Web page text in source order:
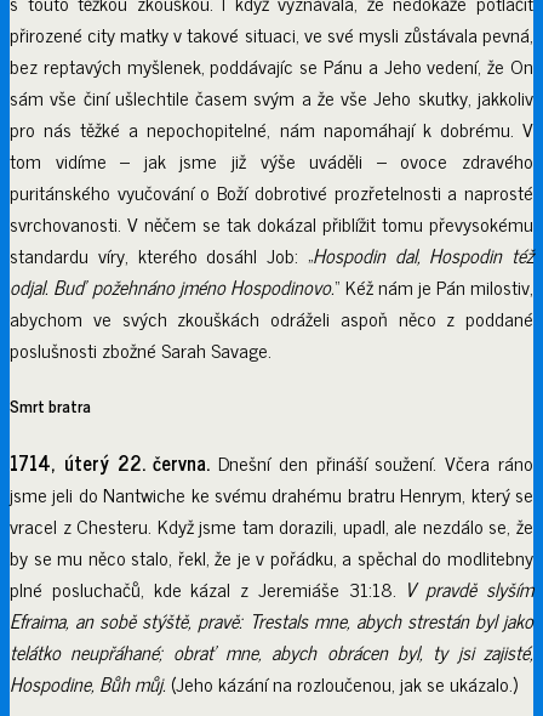
přirozené city matky v takové situaci, ve své mysli zůstávala pevná,
bez reptavých myšlenek, poddávajíc se Pánu a Jeho vedení, že On
sám vše činí ušlechtile časem svým a že vše Jeho skutky, jakkoliv
pro nás těžké a nepochopitelné, nám napomáhají k dobrému. V
tom vidíme – jak jsme již výše uváděli – ovoce zdravého
puritánského vyučování o Boží dobrotivé prozřetelnosti a naprosté
svrchovanosti. V něčem se tak dokázal přiblížit tomu převysokému
standardu víry, kterého dosáhl Job: „Hospodin dal, Hospodin též
odjal. Buď požehnáno jméno Hospodinovo.“ Kéž nám je Pán milostiv,
abychom ve svých zkouškách odráželi aspoň něco z poddané
poslušnosti zbožné Sarah Savage.
Smrt bratra
1714, úterý 22. června.Dnešní den přináší soužení. Včera ráno
jsme jeli do Nantwiche ke svému drahému bratru Henrym, který se
vracel z Chesteru. Když jsme tam dorazili, upadl, ale nezdálo se, že
by se mu něco stalo, řekl, že je v pořádku, a spěchal do modlitebny
plné posluchačů, kde kázal z Jeremiáše 31:18. V pravdě slyším
Efraima, an sobě stýště, pravě: Trestals mne, abych strestán byl jako
telátko neupřáhané; obrať mne, abych obrácen byl, ty jsi zajisté,
Hospodine, Bůh můj. (Jeho kázání na rozloučenou, jak se ukázalo.)